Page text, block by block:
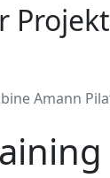
Amann